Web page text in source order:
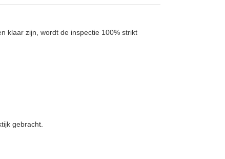
klaar zijn, wordt de inspectie 100% strikt
gebracht.